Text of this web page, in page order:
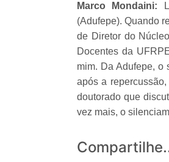
Marco Mondaini:
(Adufepe). Quando
de Diretor do
Docentes da
mim. Da Adufepe, o
após a
doutorado que
vez mais, o